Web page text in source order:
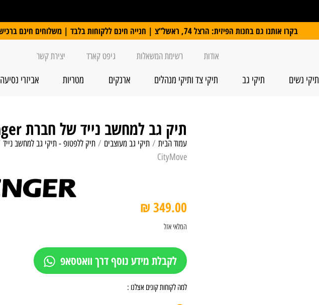
בקרו אותנו גם בחנות הפיזית: הרצל 74, ראשל”צ | חנייה חינם ללקוחות בלבד | משלוחים חינם ברכישה מעל 250 ₪
אודות רשימת המשאלות גיפט קארד יצירת קשר
תיקי נשים תיקי גב תיקי צד ותיקי מנהלים ארנקים מטריות אביזרי נסיעה
תיק גב למחשב נייד של חברת swiss wenger דגם 14″ CityMove
עמוד הבית/ תיקי גב מעוצבים / תיק ללפטופ - תיקי גב למחשב נייד
CityMove
₪349.00
המלאי אזל
לקבלת מידע נוסף דרך וואטסאפ
למה לקוחות קונים אצלנו :